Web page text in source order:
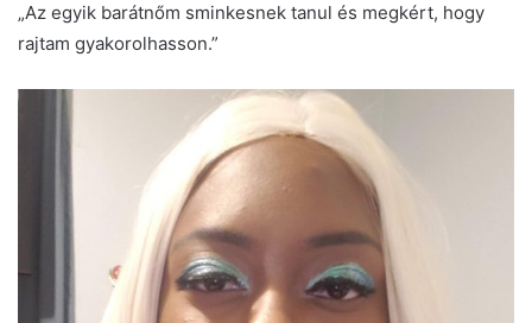
„Az egyik barátnőm sminkesnek tanul és megkért, hogy
rajtam gyakorolhasson.”